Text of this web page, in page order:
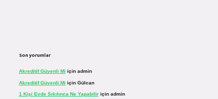
Son yorumlar
Akreditif Güvenli Mi için admin
Akreditif Güvenli Mi için Gülcan
1 Kişi Evde Sıkılınca Ne Yapabiliriçin admin